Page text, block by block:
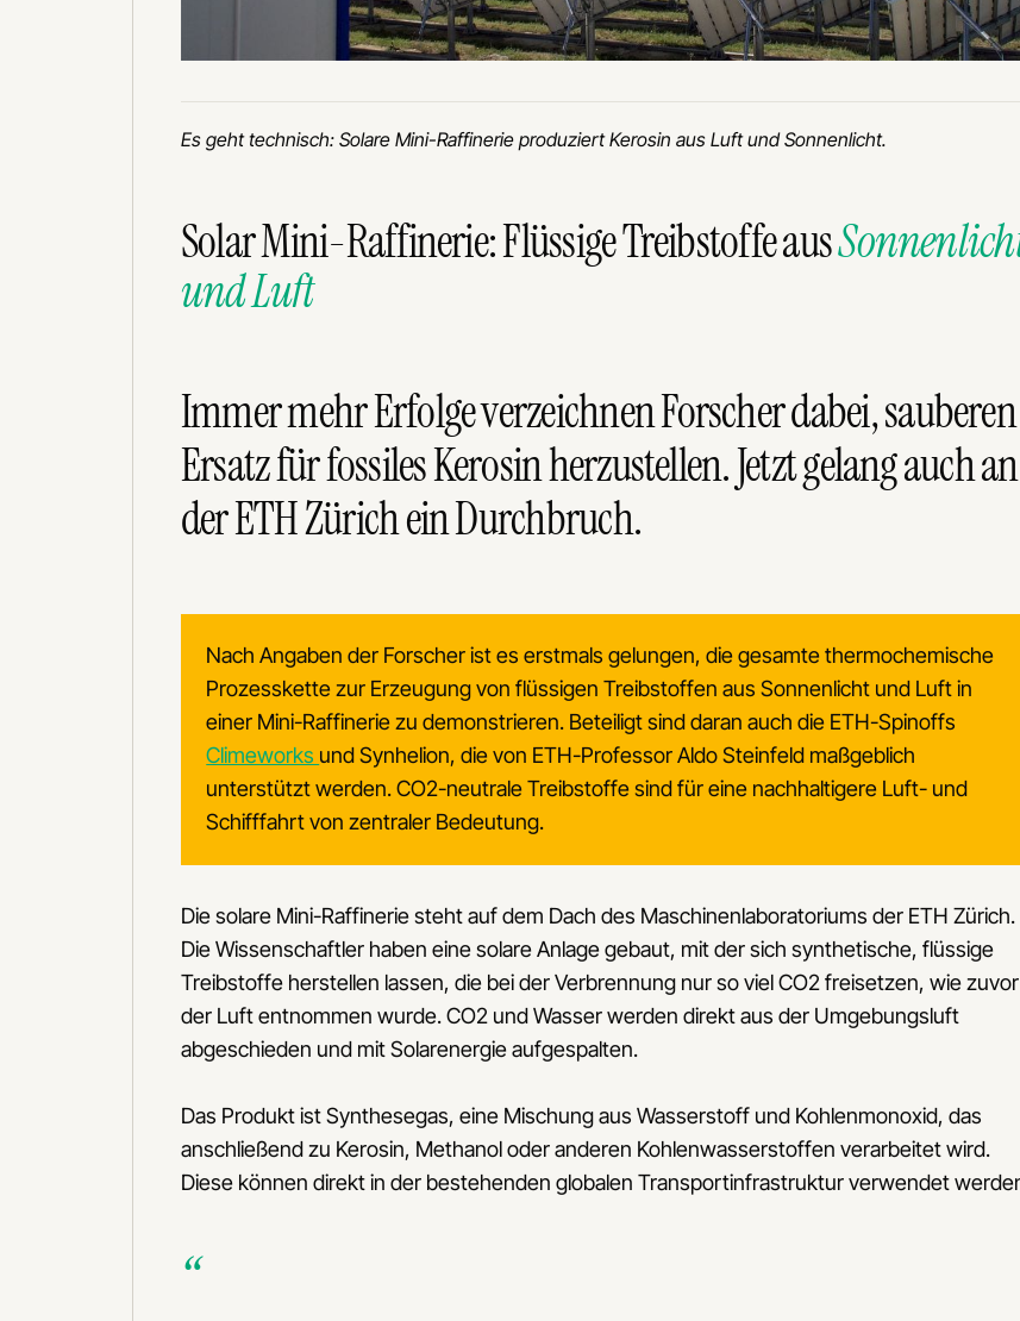
Es geht technisch: Solare Mini-Raffinerie produziert Kerosin aus Luft und Sonnenlicht.
Solar Mini-Raffinerie: Flüssige Treibstoffe aus
und Luft
Immer mehr Erfolge verzeichnen Forscher dabei, sauberen
Ersatz für fossiles Kerosin herzustellen. Jetzt gelang auch an
der ETH Zürich ein Durchbruch.
Nach Angaben der Forscher ist es erstmals gelungen, die gesamte thermochemische
Prozesskette zur Erzeugung von flüssigen Treibstoffen aus Sonnenlicht und Luft in
einer Mini-Raffinerie zu demonstrieren. Beteiligt sind daran auch die ETH-Spinoffs
Climeworks und Synhelion, die von ETH-Professor Aldo Steinfeld maßgeblich
unterstützt werden. CO2-neutrale Treibstoffe sind für eine nachhaltigere Luft- und
Schifffahrt von zentraler Bedeutung.
Die solare Mini-Raffinerie steht auf dem Dach des Maschinenlaboratoriums der ETH Zürich.
Die Wissenschaftler haben eine solare Anlage gebaut, mit der sich synthetische, flüssige
Treibstoffe herstellen lassen, die bei der Verbrennung nur so viel CO2 freisetzen, wie zuvor
der Luft entnommen wurde. CO2 und Wasser werden direkt aus der Umgebungsluft
abgeschieden und mit Solarenergie aufgespalten.
Das Produkt ist Synthesegas, eine Mischung aus Wasserstoff und Kohlenmonoxid, das
anschließend zu Kerosin, Methanol oder anderen Kohlenwasserstoffen verarbeitet wird.
Diese können direkt in der bestehenden globalen Transportinfrastruktur verwendet